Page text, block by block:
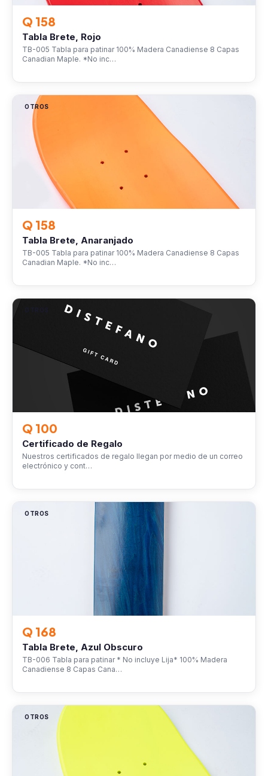
Q 158
Tabla Brete, Rojo
TB-005 Tabla para patinar 100% Madera Canadiense 8 Capas
Canadian Maple. *No inc…
OTROS
Q 158
Tabla Brete, Anaranjado
TB-005 Tabla para patinar 100% Madera Canadiense 8 Capas
Canadian Maple. *No inc…
OTROS
Q 100
Certificado de Regalo
Nuestros certificados de regalo llegan por medio de un correo
electrónico y cont…
OTROS
Q 168
Tabla Brete, Azul Obscuro
TB-006 Tabla para patinar * No incluye Lija* 100% Madera
Canadiense 8 Capas Cana…
OTROS